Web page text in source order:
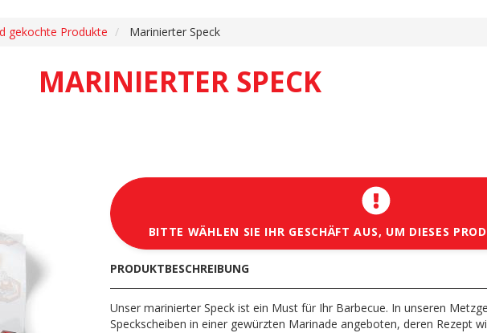
gekochte Produkte Marinierter Speck
MARINIERTER SPECK
BITTE WÄHLEN SIE IHR GESCHÄFT AUS, UM DIESES
PRODUKTBESCHREIBUNG
Unser marinierter Speck ist ein Must für Ihr Barbecue. In unseren
Speckscheiben in einer gewürzten Marinade angeboten, deren Rezept